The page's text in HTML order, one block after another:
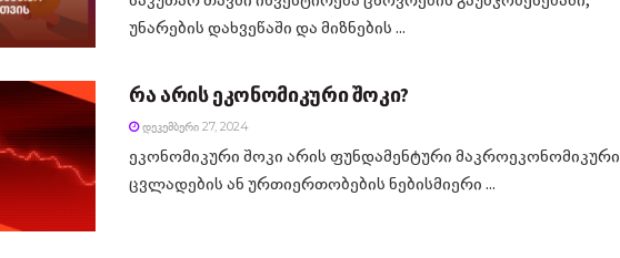
უნარების დახვეწაში და მიზნების ...
რა არის ეკონომიკური შოკი?
ᲓᲔᲙᲔᲛᲑᲔᲠᲘ 27, 2024
ეკონომიკური შოკი არის ფუნდამენტური მაკროეკონომიკური
ცვლადების ან ურთიერთობების ნებისმიერი ...